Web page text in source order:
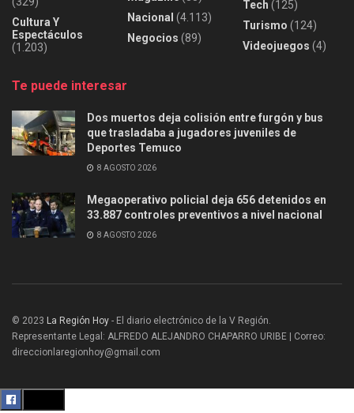
Cultura Y
Espectáculos
(1.203)
Nacional (4.113)
Negocios (89)
Tech (125)
Turismo (124)
Videojuegos (4)
Te puede interesar
Dos muertos deja colisión entre furgón y bus
que trasladaba a jugadores juveniles de
Deportes Temuco
8 AGOSTO 2026
Megaoperativo policial deja 656 detenidos en
33.887 controles preventivos a nivel nacional
8 AGOSTO 2026
© 2023 La Región Hoy - El diario electrónico de la V Región.
Representante Legal: ALFREDO ALEJANDRO CHAPARRO URIBE | Correo:
direccionlaregionhoy@gmail.com